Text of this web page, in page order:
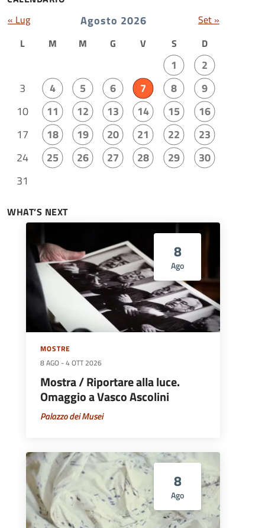
Agosto 2026
L M M G V S D
1
2
3
4 5 6 7 8
9
10
11 12 13 14 15
16
17
18 19 20 21 22
23
24
25 26 27 28 29
30
31
« Lug Set »
WHAT’S NEXT
8
Ago
MOSTRE
8 AGO -4 OTT 2026
Mostra / Riportare alla luce.
Omaggio a Vasco Ascolini
Palazzo dei Musei
8
Ago